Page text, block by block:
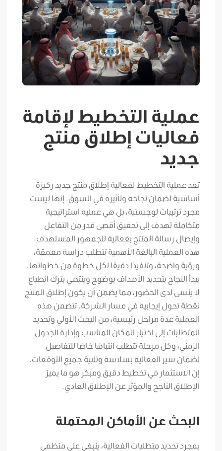
عملية التخطيط لإقامة
فعاليات إطلاق منتج
جديد
تعد عملية التخطيط لفعالية إطلاق منتج جديد ركيزة
أساسية لضمان نجاحه وتأثيره في السوق. إنها ليست
مجرد ترتيبات لوجستية، بل هي عملية استراتيجية
متكاملة تهدف إلى تحقيق أقصى قدر من التفاعل
وإيصال رسالة المنتج بفعالية للجمهور المستهدف.
هذه العملية البالغة الأهمية تتطلب دراسة معمقة،
ورؤية واضحة، وتنفيذًا دقيقًا لكل خطوة من خطواتها.
يبدأ النجاح بتحديد الأهداف بوضوح وينتهي بترك انطباع
لا ينسى لدى الحضور، مما يضمن أن يكون إطلاق المنتج
نقطة تحول إيجابية في مسار الشركة. تتضمن هذه
العملية عدة مراحل رئيسية، من البحث الأولي وتحديد
المتطلبات إلى اختيار المكان المناسب وإدارة الجدول
الزمني، وكل مرحلة تتطلب انتباهًا خاصًا للتفاصيل
لضمان سير الفعالية بسلاسة وتلبية جميع التوقعات.
إن الاستثمار في تخطيط دقيق ومبكر هو ما يميز
الإطلاق الناجح والمؤثر عن الإطلاق العادي.
البحث عن الأماكن المحتملة
بمجرد تحديد متطلبات الفعالية، ينبغي على منظمي